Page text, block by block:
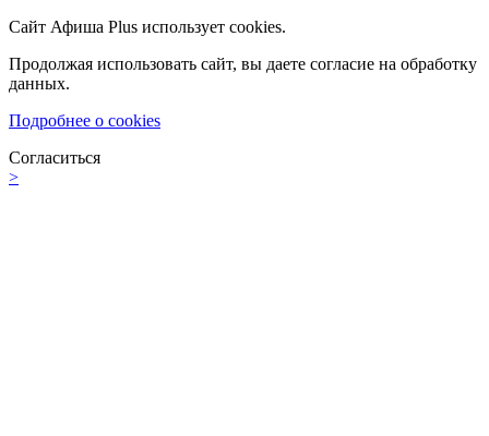
Сайт Афиша Plus использует cookies.
Продолжая использовать сайт, вы даете согласие на обработку
данных.
Подробнее о cookies
Согласиться
>